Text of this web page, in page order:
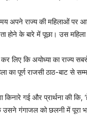
अपने राज्य की महिलाओं पर
के बारे में पूछा। उस महिला
लिए कि अयोध्या का राज्य
का पूर्ण राजसी ठाठ-बाट से
गई और प्रार्थना की कि,
उसने गंगाजल को छलनी में पूरा